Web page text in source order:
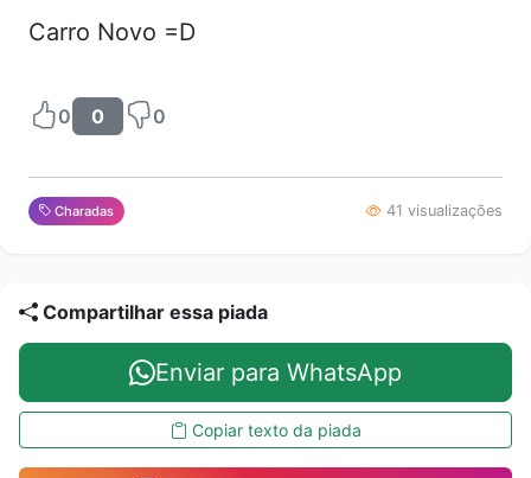
Carro Novo =D
0 0 0
Charadas 41 visualizações
Compartilhar essa piada
Enviar para WhatsApp
Copiar texto da piada